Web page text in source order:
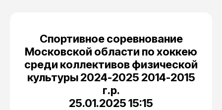
Спортивное соревнование
Московской области по хоккею
среди коллективов физической
культуры 2024-2025 2014-2015
г.р.
25.01.2025 15:15